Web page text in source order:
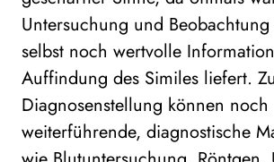
Untersuchung und Beobachtung
selbst noch wertvolle
Auffindung des Similes liefert.
Diagnosenstellung können noch
weiterführende, diagnostische